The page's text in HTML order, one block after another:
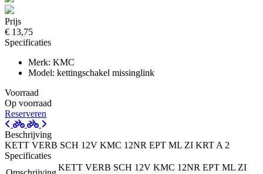
Prijs
€ 13,75
Specificaties
Merk: KMC
Model: kettingschakel missinglink
Voorraad
Op voorraad
Reserveren
Beschrijving
KETT VERB SCH 12V KMC 12NR EPT ML ZI KRT A 2
Specificaties
KETT VERB SCH 12V KMC 12NR EPT ML ZI